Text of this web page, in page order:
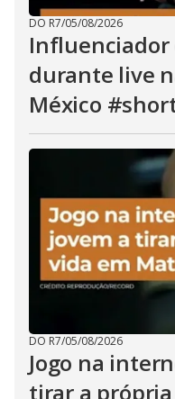
DO R7/05/08/2026
Influenciador
durante live
México
DO R7/05/08/2026
Jogo na
tirar a